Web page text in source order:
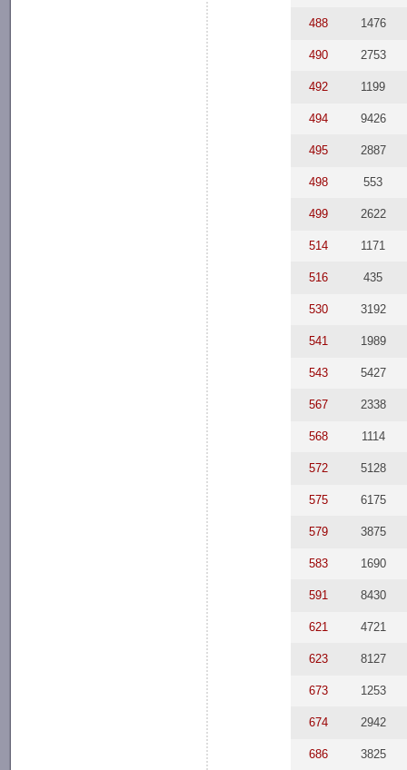
488 1476
490 2753
492 1199
494 9426
495 2887
498 553
499 2622
514 1171
516 435
530 3192
541 1989
543 5427
567 2338
568 1114
572 5128
575 6175
579 3875
583 1690
591 8430
621 4721
623 8127
673 1253
674 2942
686 3825